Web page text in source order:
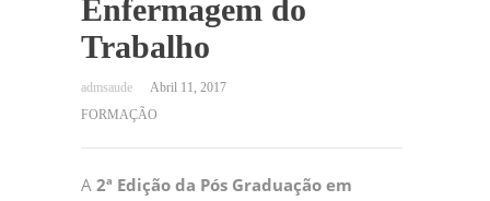
Enfermagem do
Trabalho
Abril 11, 2017
FORMAÇÃO
A 2ª Edição da Pós Graduação em